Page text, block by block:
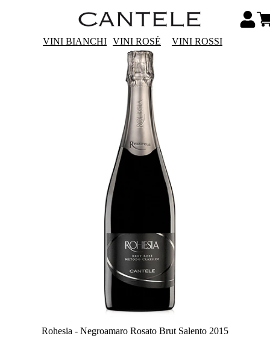
VINI BIANCHI VINI ROSÉ VINI ROSSI
Rohesia - Negroamaro Rosato Brut Salento 2015